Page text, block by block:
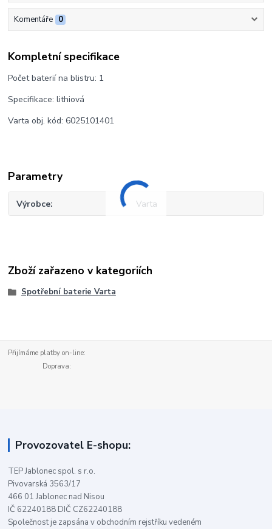
Komentáře 0
Kompletní specifikace
Počet baterií na blistru: 1
Specifikace: lithiová
Varta obj. kód: 6025101401
Parametry
Výrobce Varta
Zboží zařazeno v kategoriích
Spotřební baterie Varta
Přijímáme platby on-line:
Doprava:
Provozovatel E-shopu:
TEP Jablonec spol. s r.o.
Pivovarská 3563/17
466 01 Jablonec nad Nisou
IČ 62240188 DIČ CZ62240188
Společnost je zapsána v obchodním rejstříku vedeném